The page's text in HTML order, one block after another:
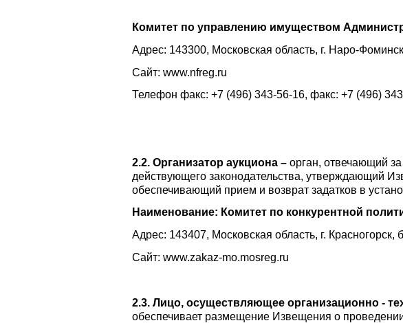
Комитет по управлению имуществом
Адрес: 143300, Московская область, г. Наро-
Сайт: www.nfreg.ru
Телефон факс: +7 (496) 343-56-16, факс: +7 (496)
2.2. Организатор аукциона – орган, отвечающий
действующего законодательства, утверждающий
обеспечивающий прием и возврат задатков в
Наименование: Комитет по конкурентной
Адрес: 143407, Московская область, г. Красногорск,
Сайт: www.zakaz-mo.mosreg.ru
2.3. Лицо, осуществляющее организационно -
обеспечивает размещение Извещения о